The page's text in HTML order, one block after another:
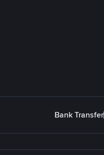
Bank Transfer